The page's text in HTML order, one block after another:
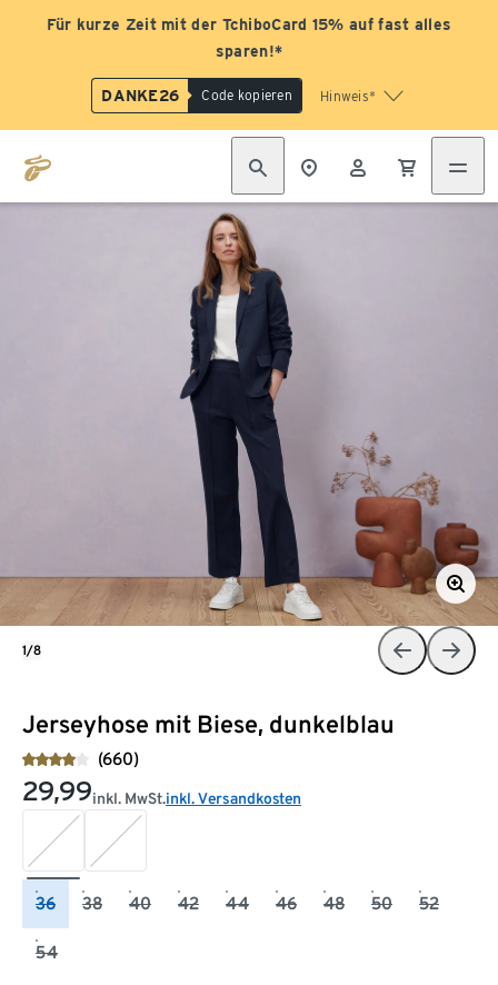
Für kurze Zeit mit der TchiboCard 15% auf fast alles
sparen!*
DANKE26 Code kopieren Hinweis*
Jerseyhose mit Biese, dunkelblau
(660)
29,99inkl. MwSt.inkl. Versandkosten
36 38 40 42 44 46 48 50 52
54
1/8